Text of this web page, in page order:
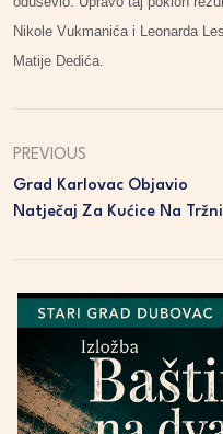
Nikole Vukmanića i Leonarda
Matije Dedića.
PREVIOUS
Grad Karlovac Objavio
Natječaj Za Kućice Na